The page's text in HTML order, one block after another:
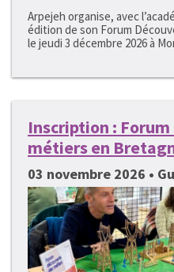
Arpejeh organise, avec
édition de son Forum
le jeudi 3 décembre 2026 à
Inscription :
métiers en
03 novembre 2026 •